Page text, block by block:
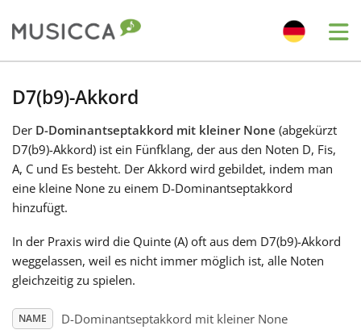
Български
Dansk
Deutsch
English
D7(b9)-Akkord
Der D-Dominantseptakkord mit kleiner None (abgekürzt
D7(b9)-Akkord) ist ein Fünfklang, der aus den Noten D, Fis,
A, C und Es besteht. Der Akkord wird gebildet, indem man
eine kleine None zu einem D-Dominantseptakkord
hinzufügt.
In der Praxis wird die Quinte (A) oft aus dem D7(b9)-Akkord
weggelassen, weil es nicht immer möglich ist, alle Noten
gleichzeitig zu spielen.
NAME D-Dominantseptakkord mit kleiner None